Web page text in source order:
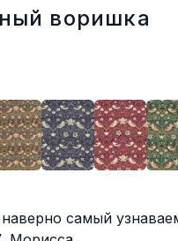
воришка
самый